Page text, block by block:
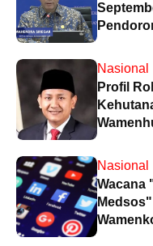
Nasional
Profil
Nasional
Wacana